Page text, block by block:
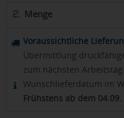
2. Menge
Voraussichtliche
Übermittlung
zum nächsten
Wunschlieferdatum im
Frühstens ab dem 04.09.